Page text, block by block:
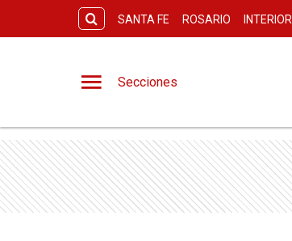
SANTA FE ROSARIO INTERIOR
Secciones